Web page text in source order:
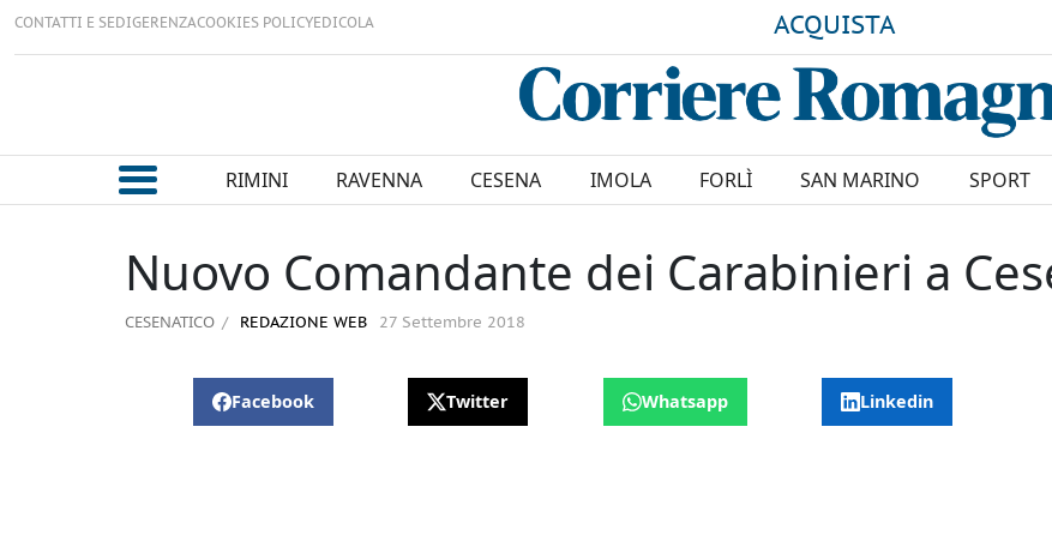
CONTATTI E SEDIGERENZACOOKIES POLICYEDICOLA ACQUISTA
RIMINI RAVENNA CESENA IMOLA FORLÌ SAN MARINO SPORT
Nuovo Comandante dei Carabinieri a
CESENATICO REDAZIONE WEB 27 Settembre 2018
Facebook Twitter Whatsapp Linkedin